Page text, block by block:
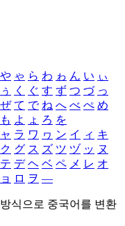
や ゃ ら わ ゎ ん い ぃ
ぅ く ぐ す ず つ づ っ
ぜ て で ね へ べ ぺ め
も よ ょ ろ を
ャ ラ ワ ヮ ン イ ィ キ
ク グ ス ズ ツ ヅ ッ ヌ
テ デ ヘ ベ ペ メ レ オ
ョ ロ ヲ ―
식으로 중국어를 변환